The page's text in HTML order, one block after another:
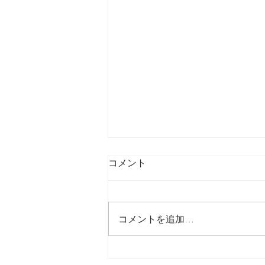
最後の日記です
コメント
コメントを追加…